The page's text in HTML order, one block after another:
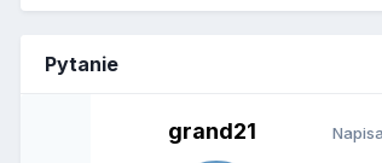
Pytanie
grand21